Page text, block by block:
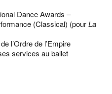
Dance Awards –
(Classical) (pourLa
l’Ordre de l’Empire
services au ballet